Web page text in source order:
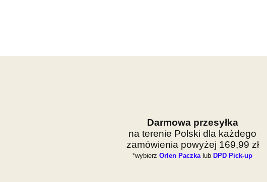
Darmowa przesyłka
na terenie Polski dla każdego
zamówienia powyżej 169,99 zł
*wybierz Orlen Paczka lub DPD Pick-up